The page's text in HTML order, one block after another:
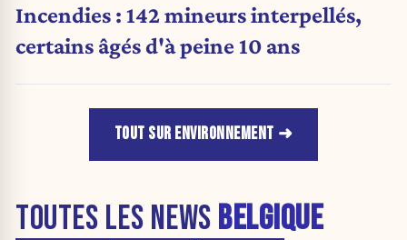
Incendies : 142 mineurs interpellés,
certains âgés d'à peine 10 ans
TOUT SUR ENVIRONNEMENT
TOUTES LES NEWS BELGIQUE